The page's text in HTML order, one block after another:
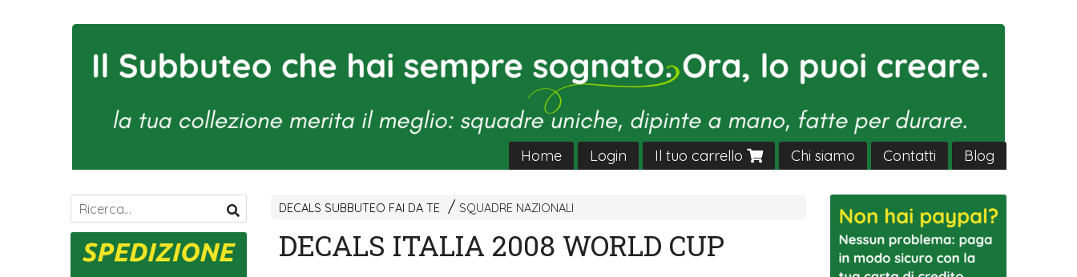
Home Login Il tuo carrello Chi siamo Contatti Blog
DECALS SUBBUTEO FAI DA TE SQUADRE NAZIONALI
DECALS ITALIA 2008 WORLD CUP